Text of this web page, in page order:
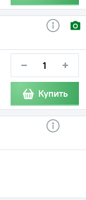
− +
Купить